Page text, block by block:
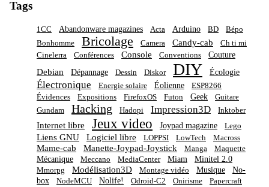
Tags
1CC Abandonware magazines Acta Arduino BD
Bépo
Bonhomme
Bricolage Camera Candy-cab
Ch ti mi
Cinelerra
Conférences Console Conventions Couture
Debian Dépannage Dessin Diskor DIY Écologie
Électronique Energie solaire Éolienne
ESP8266
Évidences
Expositions FirefoxOS Futon Geek
Guitare
Gundam
Hacking Hadopi Impression3D Inktober
Internet libre Jeux video Joypad magazine Lego
Liens GNU Logiciel libre LOPPSI LowTech Macross
Mame-cab Manette-Joypad-Joystick Manga Maquette
Mécanique Meccano MediaCenter Miam Minitel 2.0
Mmorpg Modélisation3D Montage vidéo Musique
No-
box
NodeMCU Nolife! Odroid-C2 Onirisme
Papercraft